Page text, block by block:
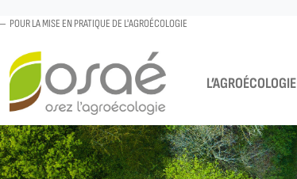
POUR LA MISE EN PRATIQUE DE L'AGROÉCOLOGIE
L’AGROÉCOLOGIE